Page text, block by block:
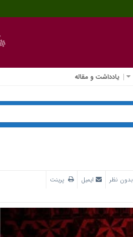
یادداشت و مقاله
بدون نظر ایمیل
پرینت